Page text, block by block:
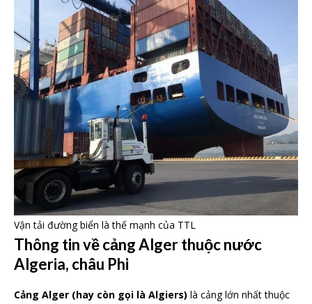
Vận tải đường biển là thế mạnh của TTL
Thông tin về cảng Alger thuộc nước
Algeria, châu Phi
Cảng Alger (hay còn gọi là Algiers) là cảng lớn nhất thuộc